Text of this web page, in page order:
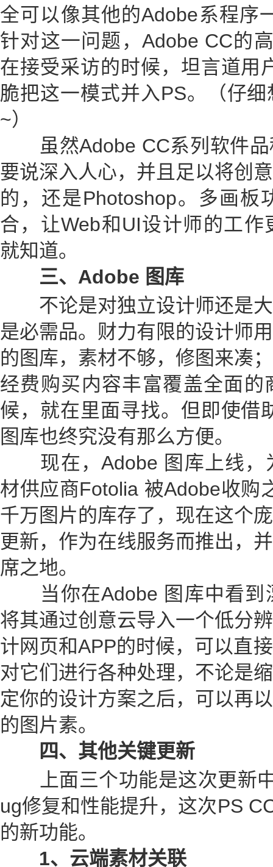
全可以像其他的Adobe系程序
针对这一问题，Adobe CC的
在接受采访的时候，坦言道用
脆把这一模式并入PS。（仔
~）
虽然Adobe CC系列软件品
要说深入人心，并且足以将创
的，还是Photoshop。多画板
合，让Web和UI设计师的工
就知道。
三、Adobe 图库
不论是对独立设计师还是大
是必需品。财力有限的设计师
的图库，素材不够，修图来凑
经费购买内容丰富覆盖全面
候，就在里面寻找。但即使借
图库也终究没有那么方便。
现在，Adobe 图库上线，
材供应商Fotolia 被Adobe收购
千万图片的库存了，现在这个
更新，作为在线服务而推出，
席之地。
当你在Adobe 图库中看到
将其通过创意云导入一个低分
计网页和APP的时候，可以直
对它们进行各种处理，不论是
定你的设计方案之后，可以再
的图片素。
四、其他关键更新
上面三个功能是这次更新中
ug修复和性能提升，这次PS
的新功能。
1、云端素材关联